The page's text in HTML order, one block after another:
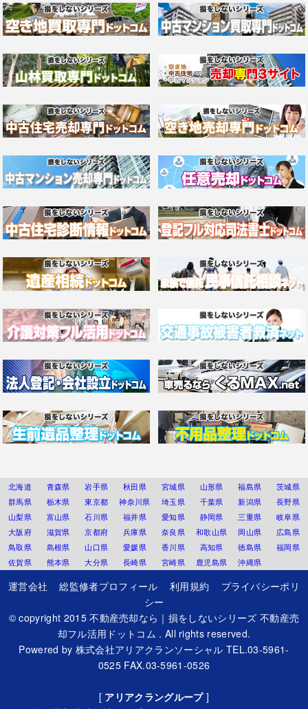
北海道 青森県 岩手県 秋田県 宮城県 山形県 福島県
茨城県
群馬県
栃木県 東京都 神奈川県 埼玉県 千葉県 新潟県
長野県
山梨県
富山県 石川県 福井県 愛知県 静岡県 三重県
岐阜県
大阪府
滋賀県 京都府 兵庫県 奈良県 和歌山県 岡山県
広島県
鳥取県
島根県 山口県 愛媛県 香川県 高知県 徳島県
福岡県
佐賀県
熊本県 大分県 長崎県 宮崎県 鹿児島県 沖縄県
運営会社 総監修者プロフィール 利用規約
プライバシーポリ
シー
© copyright 2015不動産売却なら｜損をしないシリーズ 不動産売
却フル活用ドットコム . All rights reserved.
Powered by 株式会社アリアクランソーシャル TEL.03-5961-
0525 FAX.03-5961-0526
[ アリアクラングループ]